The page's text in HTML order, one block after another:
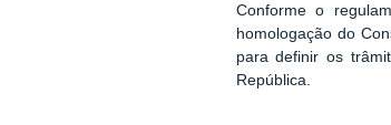
Conforme o
homologação do
para definir os
República.